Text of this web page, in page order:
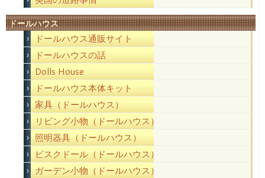
ドールハウス
ドールハウス通販サイト
ドールハウスの話
Dolls House
ドールハウス本体キット
家具（ドールハウス）
リビング小物（ドールハウス）
照明器具（ドールハウス）
ビスクドール（ドールハウス）
ガーデン小物（ドールハウス）